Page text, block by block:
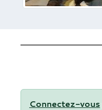
Connectez-vous